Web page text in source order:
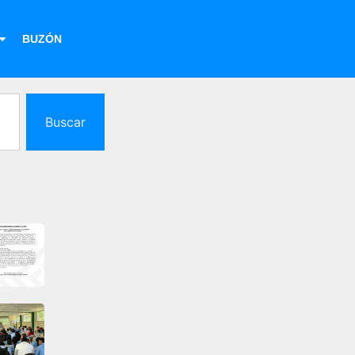
BUZÓN
Buscar